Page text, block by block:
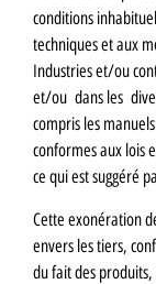
conditions
techniques et aux
Industries et/ou
et/ou dans les
compris les
conformes aux lois
ce qui est suggéré
Cette exonération
envers les tiers,
du fait des